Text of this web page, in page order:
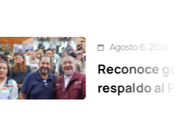
Agosto 6, 2026
Reconoce
respaldo al Plan de